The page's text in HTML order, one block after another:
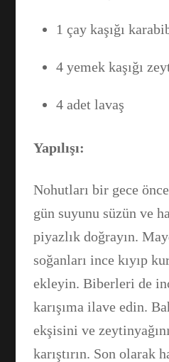
1 çay kaşığı
4 yemek kaşığı
4 adet lavaş
Yapılışı:
Nohutları bir gece
gün suyunu süzün ve
piyazlık doğrayın.
soğanları ince kıyıp
ekleyin. Biberleri de
karışıma ilave edin.
ekşisini ve
karıştırın. Son olarak